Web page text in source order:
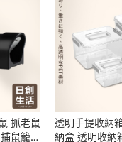
抓老鼠
鼠籠
透明手提收納
納盒 透明收納